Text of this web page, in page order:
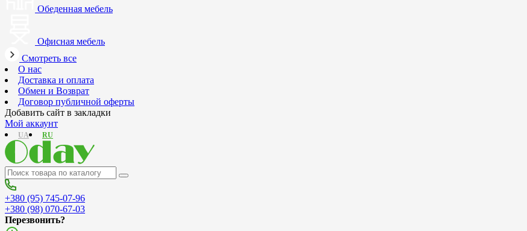
Обеденная мебель
Офисная мебель
Смотреть все
О нас
Доставка и оплата
Обмен и Возврат
Договор публичной оферты
Добавить сайт в закладки
Мой аккаунт
RU
UA
+380 (95) 745-07-96
+380 (98) 070-67-03
Перезвонить?